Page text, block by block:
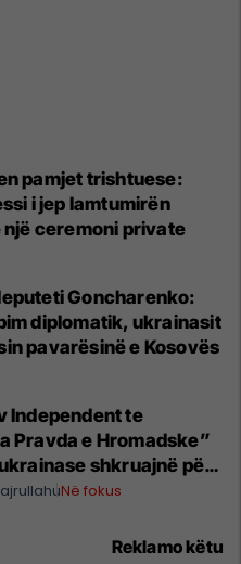
pamjet trishtuese:
i jep lamtumirën
një ceremoni private
Goncharenko:
diplomatik, ukrainasit
pavarësinë e Kosovës
Independent te
Pravda e Hromadske”
shkruajnë për
Kosovës ndaj
Në fokus
Reklamo këtu